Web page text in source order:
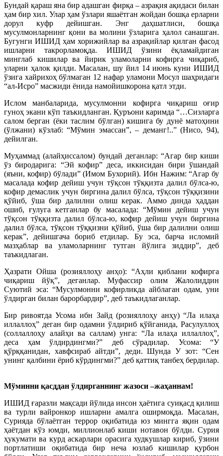
Бундай қараш яна бир адашган фирқа – азрақия ақидаси билан
ҳам бир хил. Улар ҳам ўзлари яшаётган жойдан бошқа ерларни
дорул куфр дейишган. Энг даҳшатлиси, бошқа
мусулмонларнинг қони ва молини ўзларига ҳалол санашган.
Бугунги ИШИД ҳам хорижийлар ва азрақийлар қилган фасод
ишларни такрорламоқда. ИШИД ўзини ёқламайдиган
минглаб кишилар ва йирик уламоларни кофирга чиқариб,
уларни ҳалок қилди. Масалан, шу йил 14 июнь куни ИШИД
ўзига хайрихоҳ бўлмаган 12 нафар уламони Мосул шаҳридаги
“ал-Исро” масжиди ёнида намойишкорона қатл этди.
Ислом манбаларида, мусулмонни кофирга чиқариш оғир
гуноҳ экани кўп таъкидланган. Қуръони каримда “…Сизларга
салом берган (ёки таслим бўлган) кишига бу дунё матоҳини
(ўлжани) кўзлаб: “Мўмин эмассан”, – деманг!..” (Нисо, 94),
дейилган.
Муҳаммад (алайҳиссалом) бундай деганлар: “Агар бир киши
ўз биродарига: “Эй кофир” деса, иккисидан бири ўшандай
(яъни, кофир) бўлади” (Имом Бухорий). Ибн Нажим: “Агар бу
масалада кофир дейиш учун тўқсон тўққизта далил бўлса-ю,
кофир демаслик учун биргина далил бўлса, тўқсон тўққизини
қўйиб, ўша бир далилни олиш керак. Аммо динда ҳаддан
ошиб, ғулуга кетганлар бу масалада: “Мўмин дейиш учун
тўқсон тўққизта далил бўлса-ю, кофир дейиш учун биргина
далил бўлса, тўқсон тўққизни қўйиб, ўша бир далилни олиш
керак”, дейишгача бориб етдилар. Бу эса, барча исломий
мазҳаблар ва уламоларнинг тутган йўлига зиддир”, деб
таъкидлаган.
Ҳазрати Ойша (розияллоҳу анҳо): “Аҳли қиблани кофирга
чиқариш йўқ”, деганлар. Муфассир олим Жалолиддин
Суютий эса: “Мусулмонни кофирликда айблаган одам, уни
ўлдирган билан барорбардир”, деб таъкидлаганлар.
Бир ривоятда Усома ибн Зайд (розияллоҳу анҳу) “Ла илаҳа
иллаллоҳ” деган бир одамни ўлдириб қўйганида, Расулуллоҳ
(соллаллоҳу алайҳи ва саллам) унга: “Ла илаҳа иллаллоҳ”,
деса ҳам ўлдирдингми?” деб сўрадилар. Усома: “У
қўрққанидан, хавфсираб айтди”, деди. Шунда У зот: “Сен
унинг қалбини ёриб кўрдингми?” деб қаттиқ танбеҳ бердилар.
Мўминни қасддан ўлдирганнинг жазоси –жаҳаннам!
ИШИД ғаразли мақсади йўлида инсон ҳаётига суиқасд қилиш
ва турли вайронкор ишларни амалга оширмоқда. Масалан,
Сурияда бўлаётган террор оқибатида юз мингга яқин одам
ҳаётдан кўз юмди, миллионлаб киши нотавон бўлди. Сурия
ҳукумати ва курд аскарлари орасига худкушлар кириб, ўзини
портлатиши оқибатида бир неча юзлаб кишилар қурбон